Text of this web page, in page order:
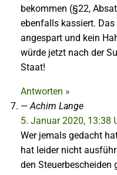
bekommen (§22,
ebenfalls kassiert.
angespart und kein
würde jetzt nach der
Staat!
Antworten »
Achim Lange
5. Januar 2020, 13:38
Wer jemals gedacht
hat leider nicht
den Steuerbescheiden